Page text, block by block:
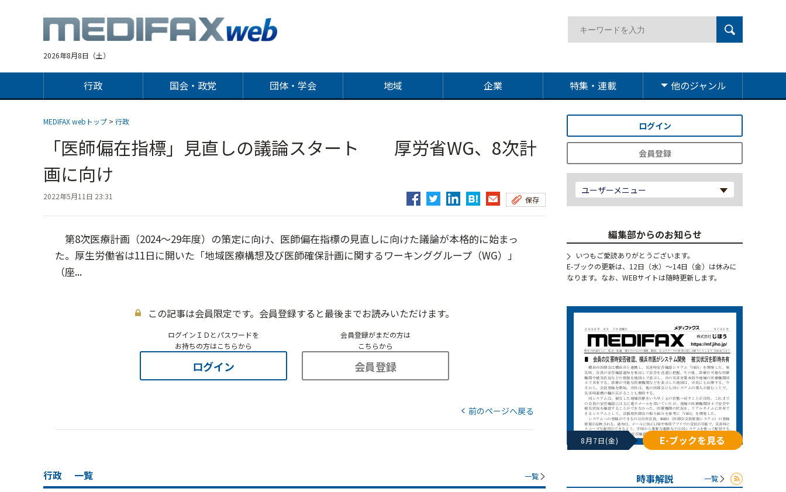
2026年8月8日（土）
行政 国会・政党 団体・学会 地域 企業 特集・連載 他のジャンル
MEDIFAX webトップ > 行政
「医師偏在指標」見直しの議論スタート 厚労省WG、8次計
画に向け
2022年5月11日 23:31 保存
第8次医療計画（2024～29年度）の策定に向け、医師偏在指標の見直しに向けた議論が本格的に始まっ
た。厚生労働省は11日に開いた「地域医療構想及び医師確保計画に関するワーキンググループ（WG）」
（座...
この記事は会員限定です。会員登録すると最後までお読みいただけます。
ログインＩＤとパスワードを
お持ちの方はこちらから
ログイン
会員登録がまだの方は
こちらから
会員登録
前のページへ戻る
行政 一覧 一覧
ログイン
会員登録
ユーザーメニュー
編集部からのお知らせ
いつもご愛読ありがとうございます。
E-ブックの更新は、12日（水）～14日（金）は休みに
なります。なお、WEBサイトは随時更新します。
8月7日(金) E-ブックを見る
時事解説 一覧